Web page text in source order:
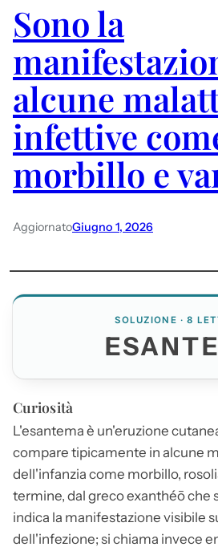
Sono la
alcune
infettive
morbillo e
AggiornatoGiugno 1, 2026
SOLUZIONE · 8
Curiosità
L'esantema è un'eruzione
compare tipicamente in alcune
dell'infanzia come morbillo,
termine, dal greco exanthéō che
indica la manifestazione visibile
dell'infezione; si chiama invece